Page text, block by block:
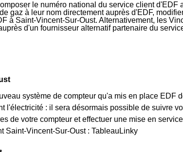
le numéro national du service client d'EDF
gaz à leur nom directement auprès d'EDF,
à Saint-Vincent-Sur-Oust. Alternativement, les
d'un fournisseur alternatif partenaire du
système de compteur qu'a mis en place EDF
l'électricité : il sera désormais possible de suivre
de votre compteur et effectuer une mise en
Saint-Vincent-Sur-Oust : TableauLinky